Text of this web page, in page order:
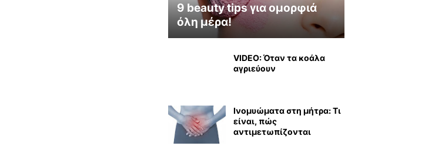
9 beauty tips για ομορφιά
όλη μέρα!
VIDEO: Όταν τα κοάλα
αγριεύουν
Ινομυώματα στη μήτρα: Τι
είναι, πώς
αντιμετωπίζονται